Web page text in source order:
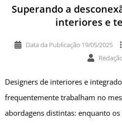
Superando a
interiores e
Data da Publicação 19/05/2025
Designers de interiores e
frequentemente trabalham no
abordagens distintas: enquanto